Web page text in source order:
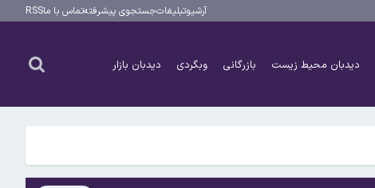
آرشیوتبلیغاتجستجوی پیشرفتهتماس با ماRSS
دیدبان محیط زیست بازرگانی وبگردی دیدبان بازار